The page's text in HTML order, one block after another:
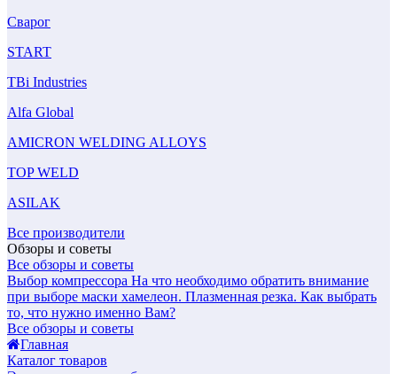
Сварог
START
TBi Industries
Alfa Global
AMICRON WELDING ALLOYS
TOP WELD
ASILAK
Все производители
Обзоры и советы
Все обзоры и советы
Выбор компрессора На что необходимо обратить внимание
при выборе маски хамелеон. Плазменная резка. Как выбрать
то, что нужно именно Вам?
Все обзоры и советы
Главная
Каталог товаров